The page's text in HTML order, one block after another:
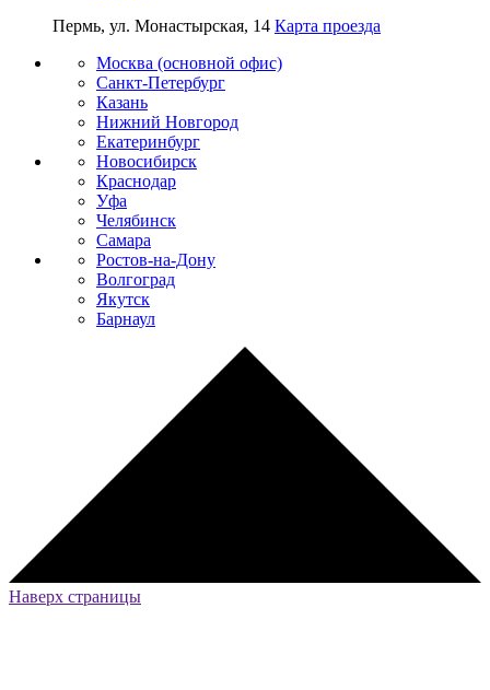
Пермь, ул. Монастырская, 14 Карта проезда
Москва (основной офис)
Санкт-Петербург
Казань
Нижний Новгород
Екатеринбург
Новосибирск
Краснодар
Уфа
Челябинск
Самара
Ростов-на-Дону
Волгоград
Якутск
Барнаул
Наверх страницы